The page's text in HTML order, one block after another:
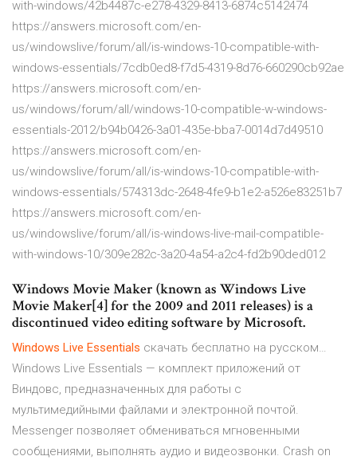
with-windows/42b4487c-e278-4329-8413-6874c5142474
https://answers.microsoft.com/en-
us/windowslive/forum/all/is-windows-10-compatible-with-
windows-essentials/7cdb0ed8-f7d5-4319-8d76-660290cb92ae
https://answers.microsoft.com/en-
us/windows/forum/all/windows-10-compatible-w-windows-
essentials-2012/b94b0426-3a01-435e-bba7-0014d7d49510
https://answers.microsoft.com/en-
us/windowslive/forum/all/is-windows-10-compatible-with-
windows-essentials/574313dc-2648-4fe9-b1e2-a526e83251b7
https://answers.microsoft.com/en-
us/windowslive/forum/all/is-windows-live-mail-compatible-
with-windows-10/309e282c-3a20-4a54-a2c4-fd2b90ded012
Windows Movie Maker (known as Windows Live
Movie Maker[4] for the 2009 and 2011 releases) is a
discontinued video editing software by Microsoft.
Windows Live Essentials скачать бесплатно на русском…
Windows Live Essentials — комплект приложений от
Виндовс, предназначенных для работы с
мультимедийными файлами и электронной почтой.
Messenger позволяет обмениваться мгновенными
сообщениями, выполнять аудио и видеозвонки. Crash on